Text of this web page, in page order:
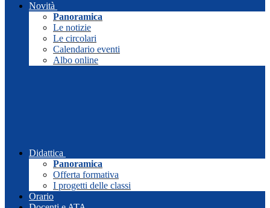
Novità
Panoramica
Le notizie
Le circolari
Calendario eventi
Albo online
Didattica
Panoramica
Offerta formativa
I progetti delle classi
Orario